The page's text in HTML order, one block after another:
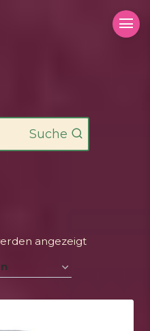
Suche
angezeigtNach